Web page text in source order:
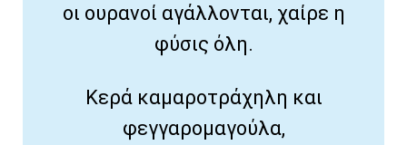
οι ουρανοί αγάλλονται, χαίρε η
φύσις όλη.
Κερά καμαροτράχηλη και
φεγγαρομαγούλα,